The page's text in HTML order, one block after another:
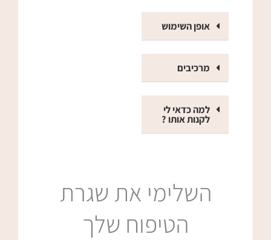
אופן השימוש
מרכיבים
למה כדאי לי
לקנות אותו ?
השלימי את שגרת
הטיפוח שלך